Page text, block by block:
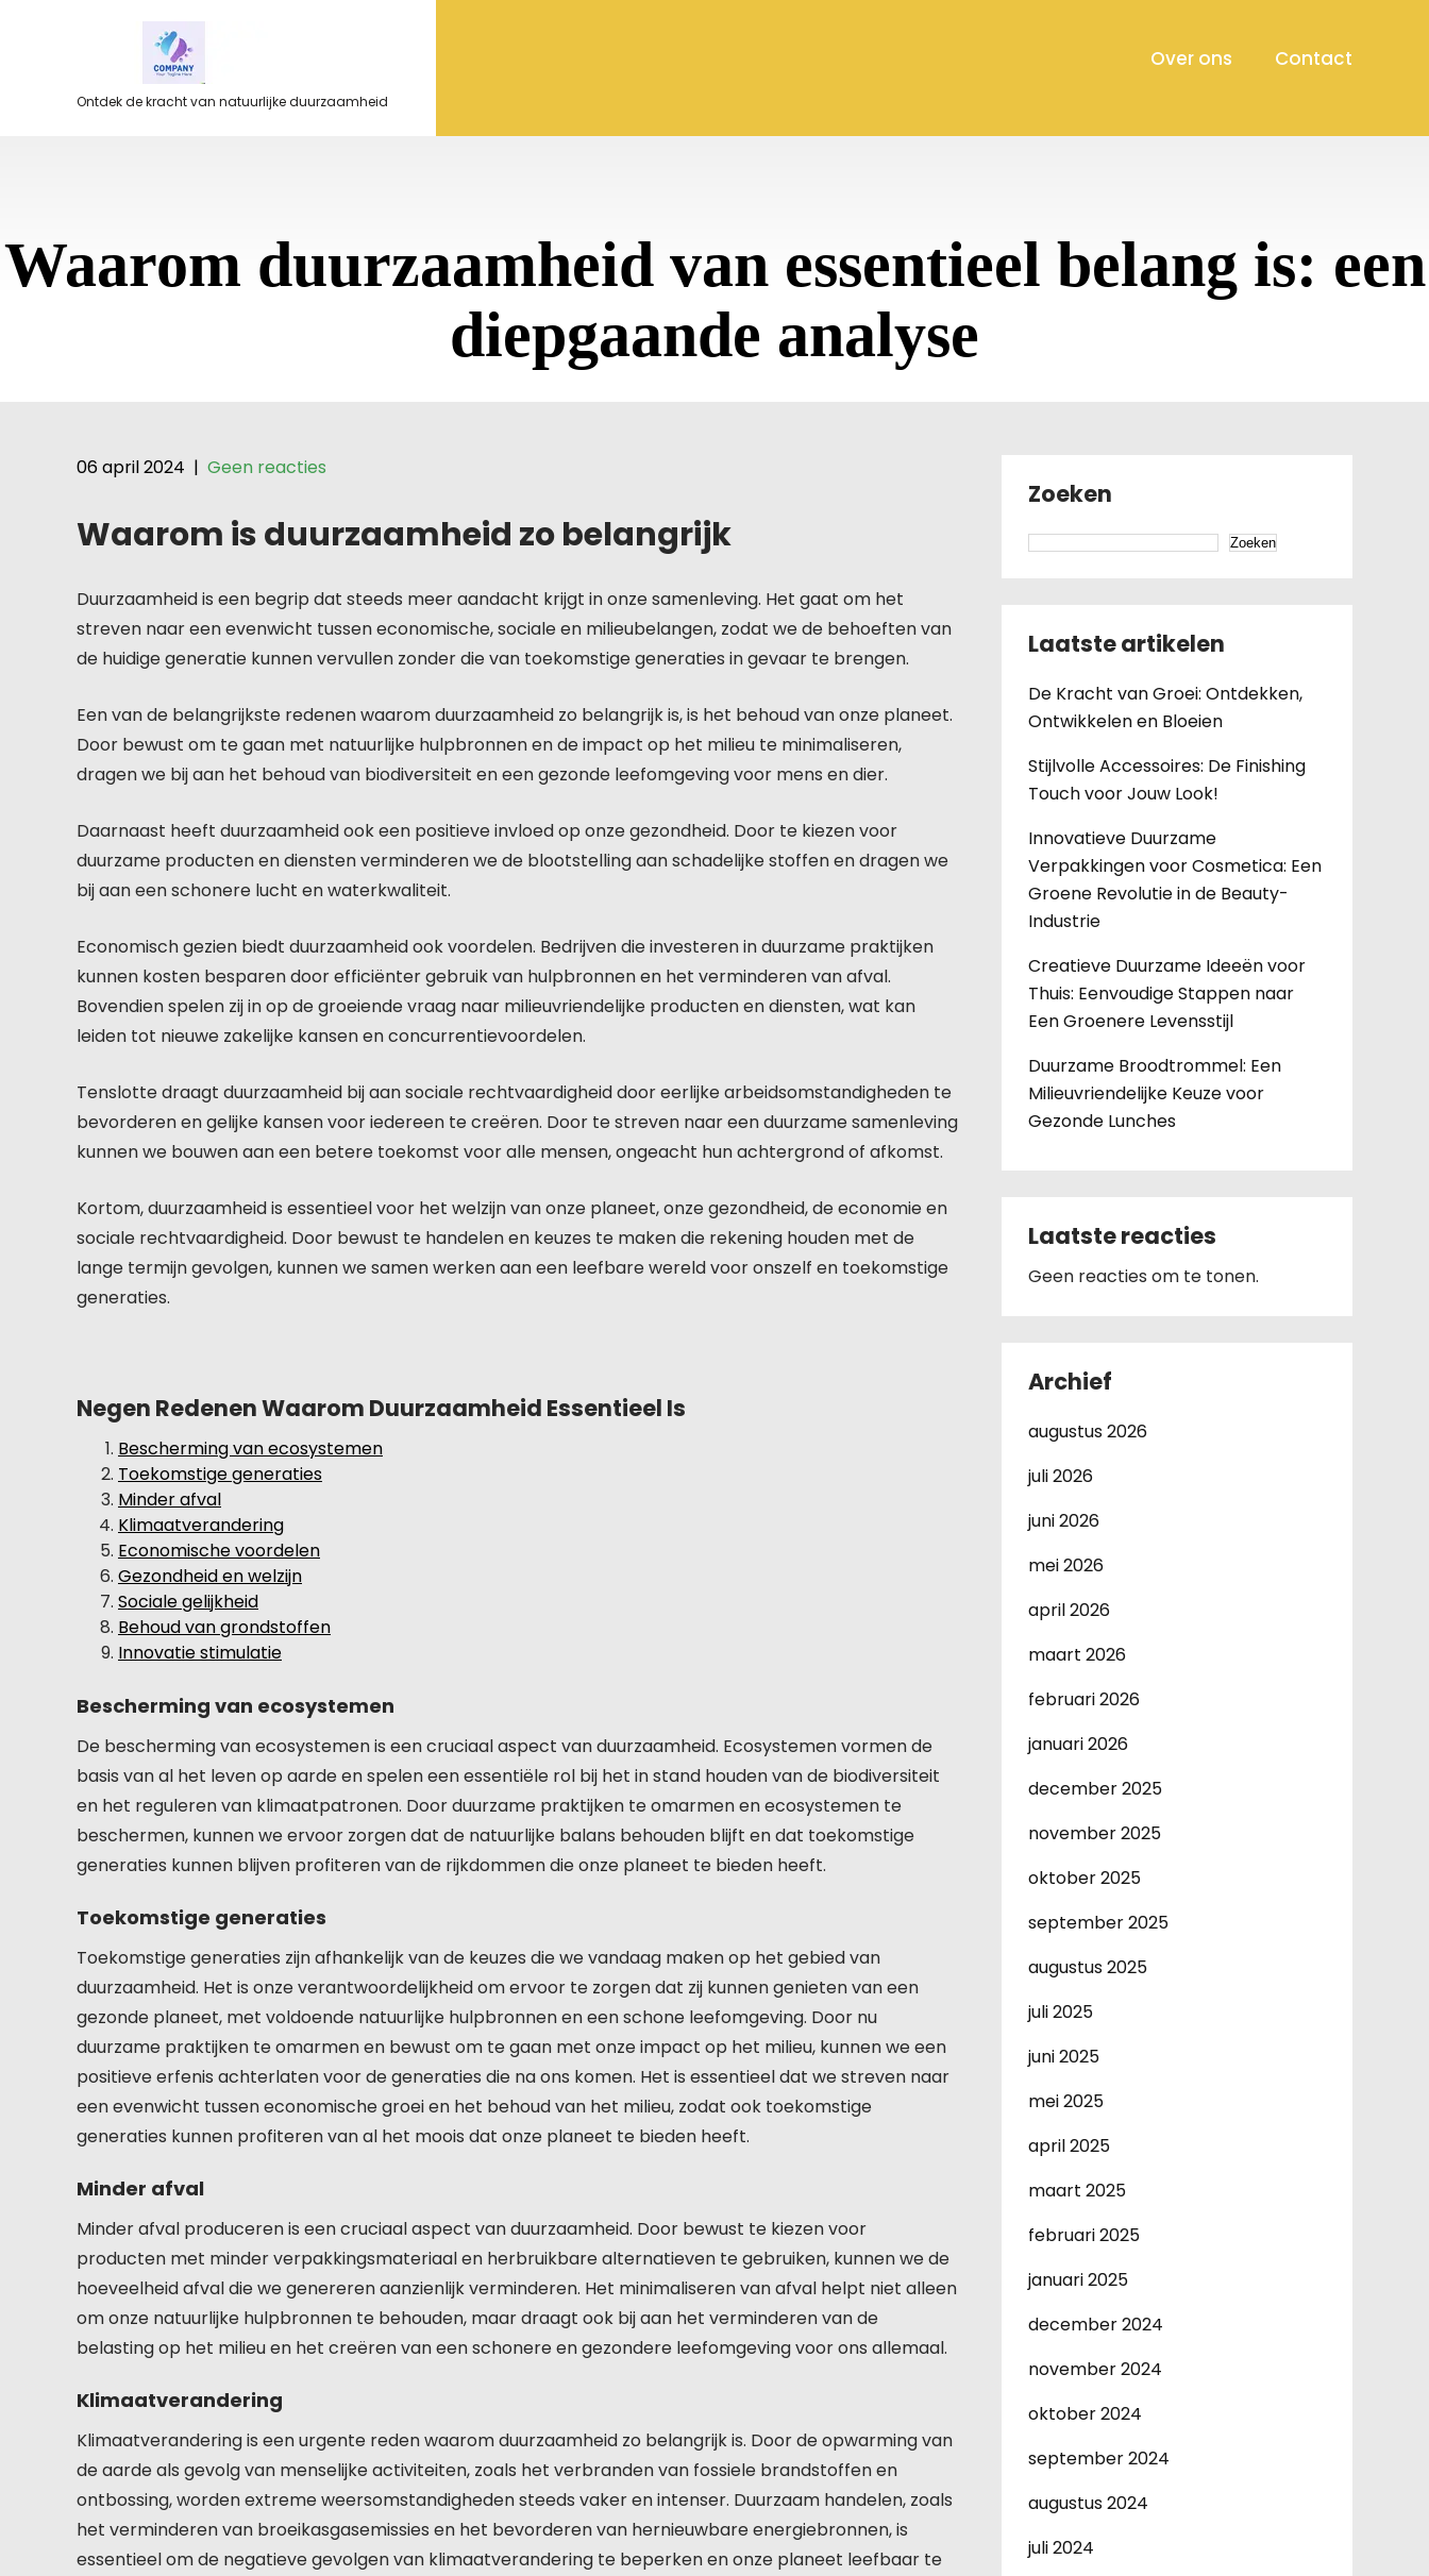
Ontdek de kracht van natuurlijke duurzaamheid
Over ons Contact
Waarom duurzaamheid van essentieel belang is: een
diepgaande analyse
06 april 2024 | Geen reacties
Waarom is duurzaamheid zo belangrijk
Duurzaamheid is een begrip dat steeds meer aandacht krijgt in onze samenleving. Het gaat om het
streven naar een evenwicht tussen economische, sociale en milieubelangen, zodat we de behoeften van
de huidige generatie kunnen vervullen zonder die van toekomstige generaties in gevaar te brengen.
Een van de belangrijkste redenen waarom duurzaamheid zo belangrijk is, is het behoud van onze planeet.
Door bewust om te gaan met natuurlijke hulpbronnen en de impact op het milieu te minimaliseren,
dragen we bij aan het behoud van biodiversiteit en een gezonde leefomgeving voor mens en dier.
Daarnaast heeft duurzaamheid ook een positieve invloed op onze gezondheid. Door te kiezen voor
duurzame producten en diensten verminderen we de blootstelling aan schadelijke stoffen en dragen we
bij aan een schonere lucht en waterkwaliteit.
Economisch gezien biedt duurzaamheid ook voordelen. Bedrijven die investeren in duurzame praktijken
kunnen kosten besparen door efficiënter gebruik van hulpbronnen en het verminderen van afval.
Bovendien spelen zij in op de groeiende vraag naar milieuvriendelijke producten en diensten, wat kan
leiden tot nieuwe zakelijke kansen en concurrentievoordelen.
Tenslotte draagt duurzaamheid bij aan sociale rechtvaardigheid door eerlijke arbeidsomstandigheden te
bevorderen en gelijke kansen voor iedereen te creëren. Door te streven naar een duurzame samenleving
kunnen we bouwen aan een betere toekomst voor alle mensen, ongeacht hun achtergrond of afkomst.
Kortom, duurzaamheid is essentieel voor het welzijn van onze planeet, onze gezondheid, de economie en
sociale rechtvaardigheid. Door bewust te handelen en keuzes te maken die rekening houden met de
lange termijn gevolgen, kunnen we samen werken aan een leefbare wereld voor onszelf en toekomstige
generaties.
Negen Redenen Waarom Duurzaamheid Essentieel Is
Bescherming van ecosystemen
Toekomstige generaties
Minder afval
Klimaatverandering
Economische voordelen
Gezondheid en welzijn
Sociale gelijkheid
Behoud van grondstoffen
Innovatie stimulatie
Bescherming van ecosystemen
De bescherming van ecosystemen is een cruciaal aspect van duurzaamheid. Ecosystemen vormen de
basis van al het leven op aarde en spelen een essentiële rol bij het in stand houden van de biodiversiteit
en het reguleren van klimaatpatronen. Door duurzame praktijken te omarmen en ecosystemen te
beschermen, kunnen we ervoor zorgen dat de natuurlijke balans behouden blijft en dat toekomstige
generaties kunnen blijven profiteren van de rijkdommen die onze planeet te bieden heeft.
Toekomstige generaties
Toekomstige generaties zijn afhankelijk van de keuzes die we vandaag maken op het gebied van
duurzaamheid. Het is onze verantwoordelijkheid om ervoor te zorgen dat zij kunnen genieten van een
gezonde planeet, met voldoende natuurlijke hulpbronnen en een schone leefomgeving. Door nu
duurzame praktijken te omarmen en bewust om te gaan met onze impact op het milieu, kunnen we een
positieve erfenis achterlaten voor de generaties die na ons komen. Het is essentieel dat we streven naar
een evenwicht tussen economische groei en het behoud van het milieu, zodat ook toekomstige
generaties kunnen profiteren van al het moois dat onze planeet te bieden heeft.
Minder afval
Minder afval produceren is een cruciaal aspect van duurzaamheid. Door bewust te kiezen voor
producten met minder verpakkingsmateriaal en herbruikbare alternatieven te gebruiken, kunnen we de
hoeveelheid afval die we genereren aanzienlijk verminderen. Het minimaliseren van afval helpt niet alleen
om onze natuurlijke hulpbronnen te behouden, maar draagt ook bij aan het verminderen van de
belasting op het milieu en het creëren van een schonere en gezondere leefomgeving voor ons allemaal.
Klimaatverandering
Klimaatverandering is een urgente reden waarom duurzaamheid zo belangrijk is. Door de opwarming van
de aarde als gevolg van menselijke activiteiten, zoals het verbranden van fossiele brandstoffen en
ontbossing, worden extreme weersomstandigheden steeds vaker en intenser. Duurzaam handelen, zoals
het verminderen van broeikasgasemissies en het bevorderen van hernieuwbare energiebronnen, is
essentieel om de negatieve gevolgen van klimaatverandering te beperken en onze planeet leefbaar te
Zoeken
Zoeken
Laatste artikelen
De Kracht van Groei: Ontdekken,
Ontwikkelen en Bloeien
Stijlvolle Accessoires: De Finishing
Touch voor Jouw Look!
Innovatieve Duurzame
Verpakkingen voor Cosmetica: Een
Groene Revolutie in de Beauty-
Industrie
Creatieve Duurzame Ideeën voor
Thuis: Eenvoudige Stappen naar
Een Groenere Levensstijl
Duurzame Broodtrommel: Een
Milieuvriendelijke Keuze voor
Gezonde Lunches
Laatste reacties
Geen reacties om te tonen.
Archief
augustus 2026
juli 2026
juni 2026
mei 2026
april 2026
maart 2026
februari 2026
januari 2026
december 2025
november 2025
oktober 2025
september 2025
augustus 2025
juli 2025
juni 2025
mei 2025
april 2025
maart 2025
februari 2025
januari 2025
december 2024
november 2024
oktober 2024
september 2024
augustus 2024
juli 2024